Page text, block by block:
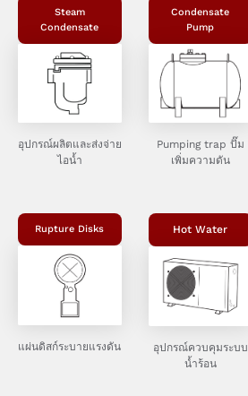
Steam
Condensate
อุปกรณ์ผลิตและส่งจ่าย
ไอน้ำ
Hot Water
อุปกรณ์ควบคุมระบบ
น้ำร้อน
Rupture Disks
แผ่นดิสก์ระบายแรงดัน
Condensate
Pump
Pumping trap ปั๊ม
เพิ่มความดัน